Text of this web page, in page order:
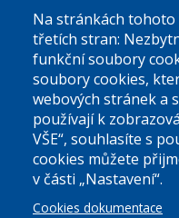
Na stránkách tohoto
třetích stran:
funkční soubory
soubory cookies,
webových stránek a
používají k
VŠE“, souhlasíte s
cookies můžete
v části „Nastavení“.
Cookies dokumentace